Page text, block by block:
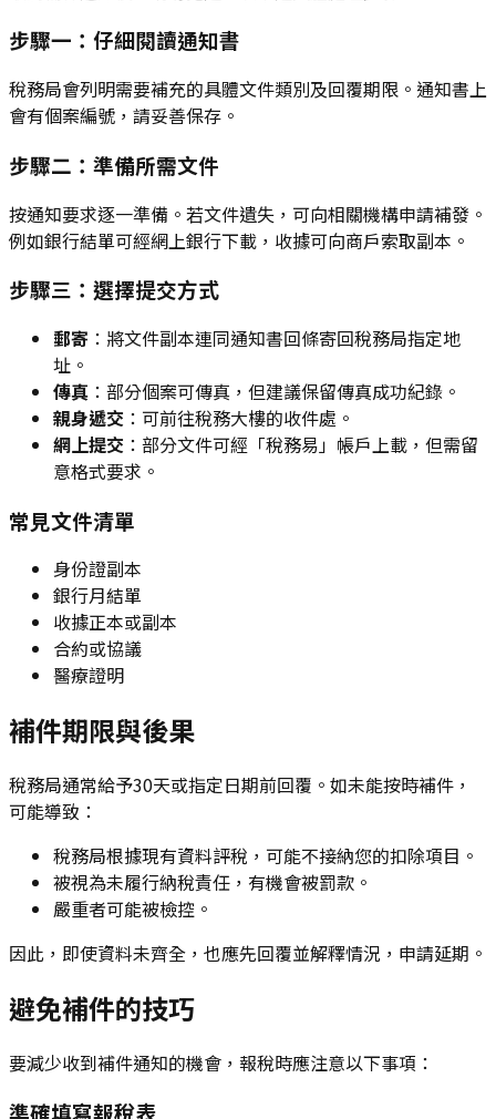
步驟一：仔細閱讀通知書
稅務局會列明需要補充的具體文件類別及回覆期限。通知書上
會有個案編號，請妥善保存。
步驟二：準備所需文件
按通知要求逐一準備。若文件遺失，可向相關機構申請補發。
例如銀行結單可經網上銀行下載，收據可向商戶索取副本。
步驟三：選擇提交方式
郵寄 ：將文件副本連同通知書回條寄回稅務局指定地
址。
傳真 ：部分個案可傳真，但建議保留傳真成功紀錄。
親身遞交 ：可前往稅務大樓的收件處。
網上提交 ：部分文件可經「稅務易」帳戶上載，但需留
意格式要求。
常見文件清單
身份證副本
銀行月結單
收據正本或副本
合約或協議
醫療證明
補件期限與後果
稅務局通常給予30天或指定日期前回覆。如未能按時補件，
可能導致：
稅務局根據現有資料評稅，可能不接納您的扣除項目。
被視為未履行納稅責任，有機會被罰款。
嚴重者可能被檢控。
因此，即使資料未齊全，也應先回覆並解釋情況，申請延期。
避免補件的技巧
要減少收到補件通知的機會，報稅時應注意以下事項：
準確填寫報稅表